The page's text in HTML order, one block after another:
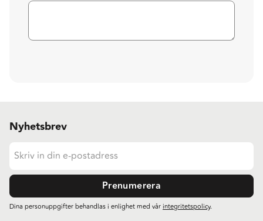
Nyhetsbrev
Prenumerera
Dina personuppgifter behandlas i enlighet med vårintegritetspolicy.